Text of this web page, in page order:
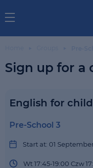
Sign up for a
English for
Pre-School 3
Start at: 01
Wt 17:45-19:00 Czw